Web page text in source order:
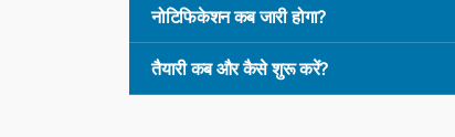
नोटिफिकेशन कब जारी होगा?
तैयारी कब और कैसे शुरू करें?